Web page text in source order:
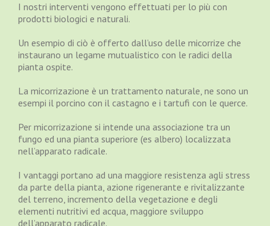
I nostri interventi vengono effettuati per lo più con
prodotti biologici e naturali.
Un esempio di ciò è offerto dall’uso delle micorrize che
instaurano un legame mutualistico con le radici della
pianta ospite.
La micorrizazione è un trattamento naturale, ne sono un
esempi il porcino con il castagno e i tartufi con le querce.
Per micorrizazione si intende una associazione tra un
fungo ed una pianta superiore (es albero) localizzata
nell’apparato radicale.
I vantaggi portano ad una maggiore resistenza agli stress
da parte della pianta, azione rigenerante e rivitalizzante
del terreno, incremento della vegetazione e degli
elementi nutritivi ed acqua, maggiore sviluppo
dell’apparato radicale.